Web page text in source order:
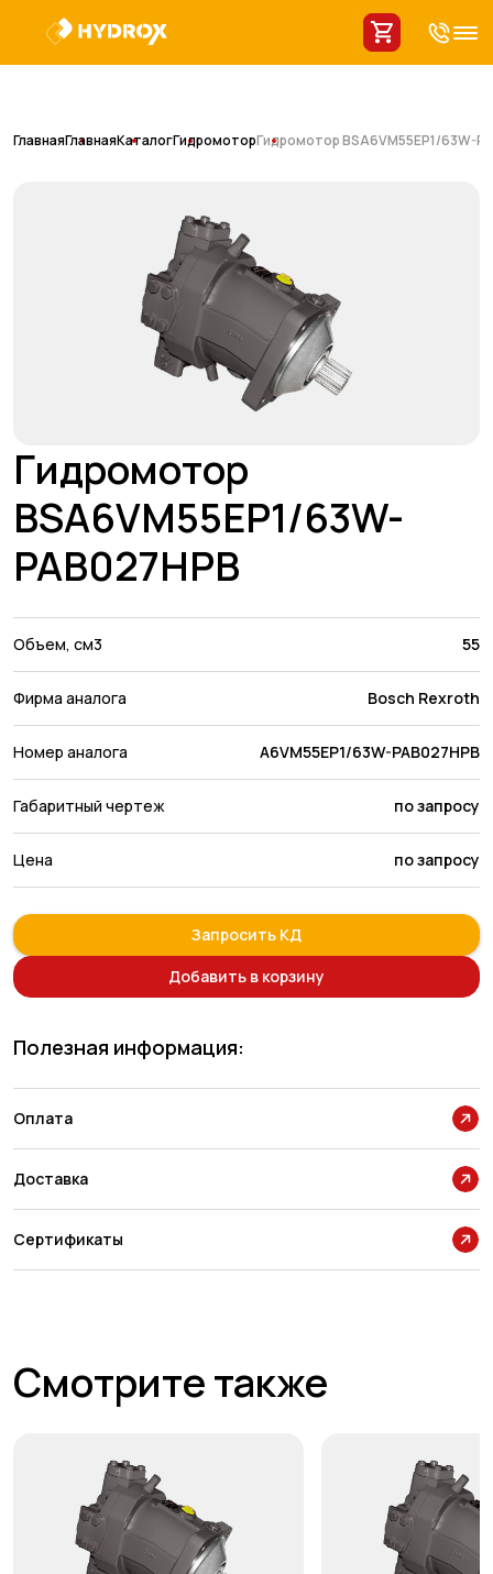
ГлавнаяГлавнаяКаталогГидромоторГидромотор BSA6VM55EP1/63W-
Гидромотор
BSA6VM55EP1/63W-
PAB027HPB
Объем, см3 55
Фирма аналога Bosch Rexroth
Номер аналога A6VM55EP1/63W-PAB027HPB
Габаритный чертеж по запросу
Цена по запросу
Запросить КД
Добавить в корзину
Полезная информация:
Оплата
Доставка
Сертификаты
Смотрите также